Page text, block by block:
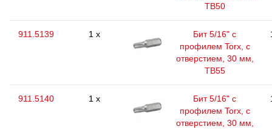
ТВ50
911.5139 1 x
Бит 5/16" с
профилем Torx, с
отверстием, 30 мм,
ТВ55
911.5140 1 x
Бит 5/16" с
профилем Torx, с
отверстием, 30 мм,